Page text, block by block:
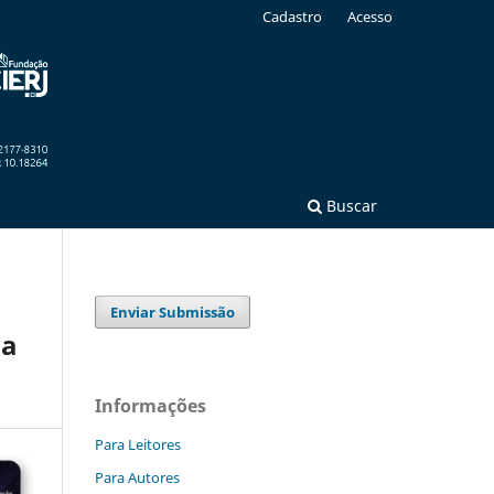
Buscar
Cadastro Acesso
Enviar Submissão
Informações
Para Leitores
Para Autores